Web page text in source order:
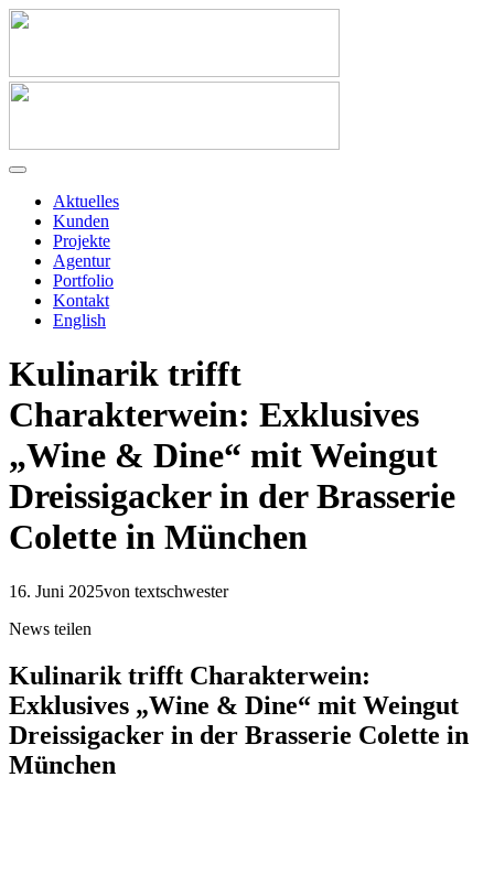
Aktuelles
Kunden
Projekte
Agentur
Portfolio
Kontakt
English
Kulinarik trifft
Charakterwein: Exklusives
„Wine & Dine“ mit Weingut
Dreissigacker in der Brasserie
Colette in München
16. Juni 2025von textschwester
News teilen
Kulinarik trifft Charakterwein:
Exklusives „Wine & Dine“ mit Weingut
Dreissigacker in der Brasserie Colette in
München